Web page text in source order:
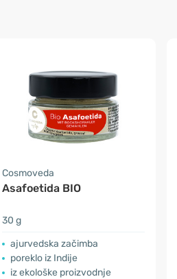
Cosmoveda
Asafoetida BIO
30 g
ajurvedska začimba
poreklo iz Indije
iz ekološke proizvodnje